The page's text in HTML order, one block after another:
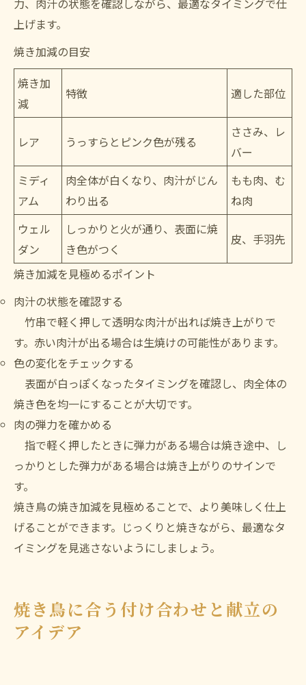
力、肉汁の状態を確認しながら、最適なタイミングで仕
上げます。
焼き加減の目安
焼き加
減
特徴 適した部位
レア うっすらとピンク色が残る
ささみ、レ
バー
ミディ
アム
肉全体が白くなり、肉汁がじん
わり出る
もも肉、む
ね肉
ウェル
ダン
しっかりと火が通り、表面に焼
き色がつく
皮、手羽先
焼き加減を見極めるポイント
肉汁の状態を確認する
竹串で軽く押して透明な肉汁が出れば焼き上がりで
す。赤い肉汁が出る場合は生焼けの可能性があります。
色の変化をチェックする
表面が白っぽくなったタイミングを確認し、肉全体の
焼き色を均一にすることが大切です。
肉の弾力を確かめる
指で軽く押したときに弾力がある場合は焼き途中、し
っかりとした弾力がある場合は焼き上がりのサインで
す。
焼き鳥の焼き加減を見極めることで、より美味しく仕上
げることができます。じっくりと焼きながら、最適なタ
イミングを見逃さないようにしましょう。
焼き鳥に合う付け合わせと献立の
アイデア